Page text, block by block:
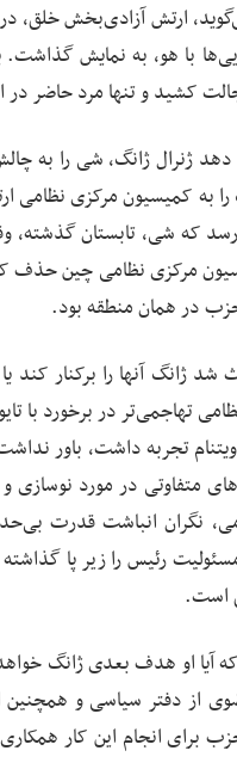
با هو، به نمایش گذاشت.
کشید و تنها مرد حاضر در
ژنرال ژانگ، شی را به
به کمیسیون مرکزی نظامی
که شی، تابستان
مرکزی نظامی چین حذف
در همان منطقه بود.
ژانگ آنها را برکنار کند
تهاجمی‌تر در برخورد
تجربه داشت، باور
متفاوتی در مورد
نگران انباشت قدرت
رئیس را زیر پا گذاشته
است.
آیا او هدف بعدی ژانگ
از دفتر سیاسی و
برای انجام این کار